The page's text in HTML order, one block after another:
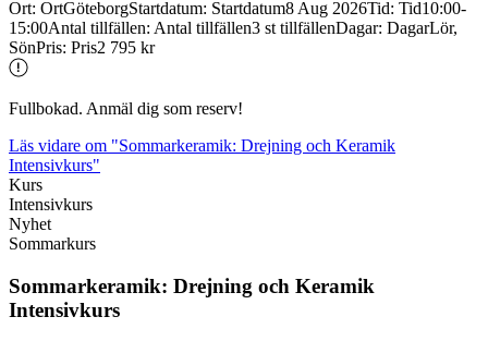
Ort: OrtGöteborgStartdatum: Startdatum8 Aug 2026Tid: Tid10:00-
15:00Antal tillfällen: Antal tillfällen3 st tillfällenDagar: DagarLör,
SönPris: Pris2 795 kr
Fullbokad. Anmäl dig som reserv!
Läs vidare om "Sommarkeramik: Drejning och Keramik
Intensivkurs"
Kurs
Intensivkurs
Nyhet
Sommarkurs
Sommarkeramik: Drejning och Keramik
Intensivkurs